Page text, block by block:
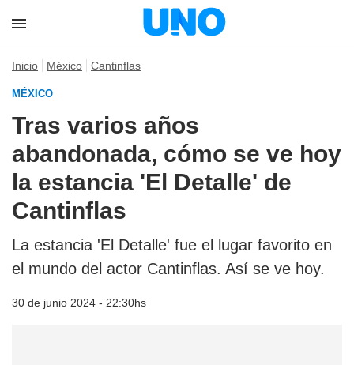
Inicio México Cantinflas
MÉXICO
Tras varios años
abandonada, cómo se ve hoy
la estancia 'El Detalle' de
Cantinflas
La estancia 'El Detalle' fue el lugar favorito en
el mundo del actor Cantinflas. Así se ve hoy.
30 de junio 2024 - 22:30hs